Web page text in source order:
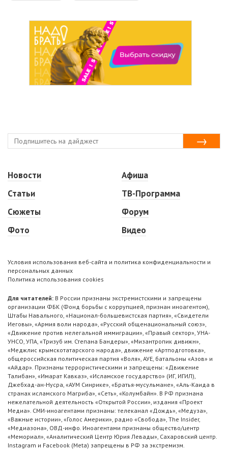
Новости
Статьи
Сюжеты
Фото
Афиша
ТВ-Программа
Форум
Видео
Условия использования веб-сайта и политика конфиденциальности и
персональных данных
Политика использования cookies
Для читателей: В России признаны экстремистскими и запрещены
организации ФБК (Фонд борьбы с коррупцией, признан иноагентом),
Штабы Навального, «Национал-большевистская партия», «Свидетели
Иеговы», «Армия воли народа», «Русский общенациональный союз»,
«Движение против нелегальной иммиграции», «Правый сектор», УНА-
УНСО, УПА, «Тризуб им. Степана Бандеры», «Мизантропик дивижн»,
«Меджлис крымскотатарского народа», движение «Артподготовка»,
общероссийская политическая партия «Воля», АУЕ, батальоны «Азов» и
«Айдар». Признаны террористическими и запрещены: «Движение
Талибан», «Имарат Кавказ», «Исламское государство» (ИГ, ИГИЛ),
Джебхад-ан-Нусра, «АУМ Синрике», «Братья-мусульмане», «Аль-Каида в
странах исламского Магриба», «Сеть», «Колумбайн». В РФ признана
нежелательной деятельность «Открытой России», издания «Проект
Медиа». СМИ-иноагентами признаны: телеканал «Дождь», «Медуза»,
«Важные истории», «Голос Америки», радио «Свобода», The Insider,
«Медиазона», ОВД-инфо. Иноагентами признаны общество/центр
«Мемориал», «Аналитический Центр Юрия Левады», Сахаровский центр.
Instagram и Facebook (Metа) запрещены в РФ за экстремизм.